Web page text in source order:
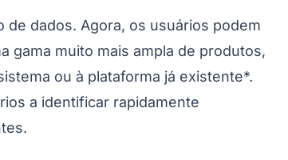
de dados. Agora, os usuários podem
gama muito mais ampla de produtos,
ou à plataforma já existente*.
a identificar rapidamente